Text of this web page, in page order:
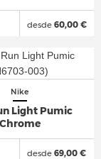
desde60,00 €
Nike
Light Pumic
Chrome
desde 69,00 €